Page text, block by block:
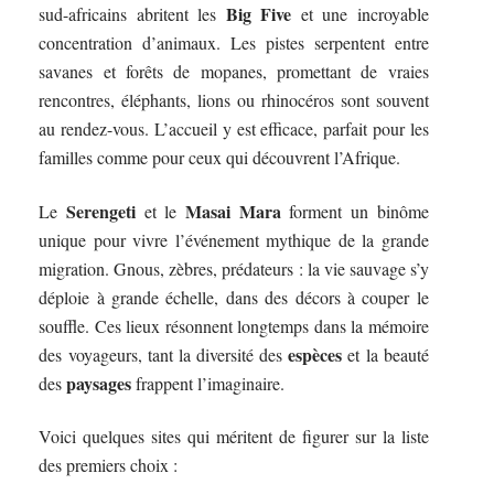
sud-africains abritent les Big Five et une incroyable
concentration d’animaux. Les pistes serpentent entre
savanes et forêts de mopanes, promettant de vraies
rencontres, éléphants, lions ou rhinocéros sont souvent
au rendez-vous. L’accueil y est efficace, parfait pour les
familles comme pour ceux qui découvrent l’Afrique.
LeSerengeti et leMasai Mara forment un binôme
unique pour vivre l’événement mythique de la grande
migration. Gnous, zèbres, prédateurs : la vie sauvage s’y
déploie à grande échelle, dans des décors à couper le
souffle. Ces lieux résonnent longtemps dans la mémoire
des voyageurs, tant la diversité desespèces et la beauté
despaysagesfrappent l’imaginaire.
Voici quelques sites qui méritent de figurer sur la liste
des premiers choix :